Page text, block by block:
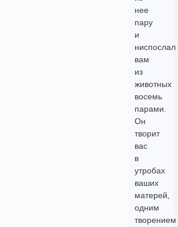
нее
пару
и
ниспослал
вам
из
животных
восемь
парами.
Он
творит
вас
в
утробах
ваших
матерей,
одним
творением